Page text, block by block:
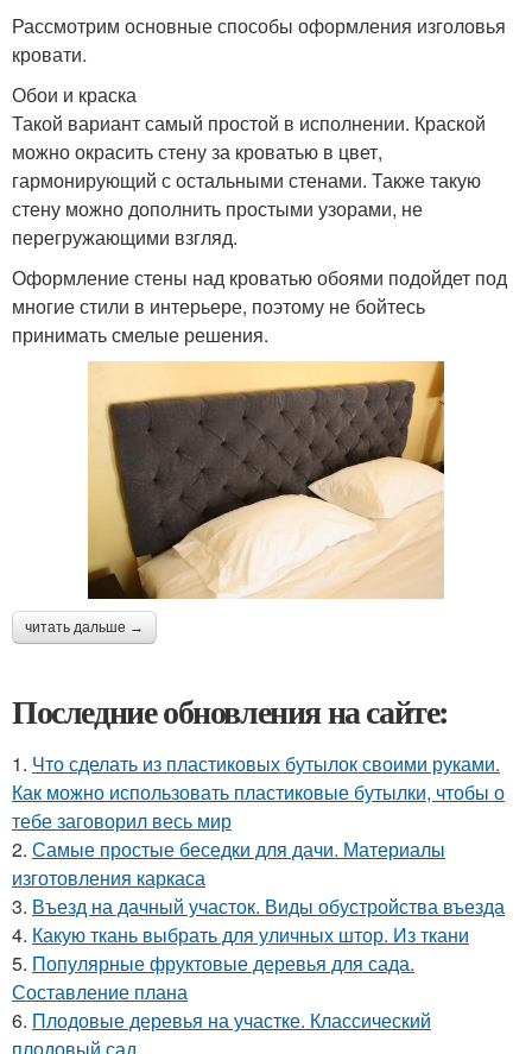
Рассмотрим основные способы оформления изголовья
кровати.
Обои и краска
Такой вариант самый простой в исполнении. Краской
можно окрасить стену за кроватью в цвет,
гармонирующий с остальными стенами. Также такую
стену можно дополнить простыми узорами, не
перегружающими взгляд.
Оформление стены над кроватью обоями подойдет под
многие стили в интерьере, поэтому не бойтесь
принимать смелые решения.
читать дальше →
Последние обновления на сайте:
1. Что сделать из пластиковых бутылок своими руками.
Как можно использовать пластиковые бутылки, чтобы о
тебе заговорил весь мир
2. Самые простые беседки для дачи. Материалы
изготовления каркаса
3. Въезд на дачный участок. Виды обустройства въезда
4. Какую ткань выбрать для уличных штор. Из ткани
5. Популярные фруктовые деревья для сада.
Составление плана
6. Плодовые деревья на участке. Классический